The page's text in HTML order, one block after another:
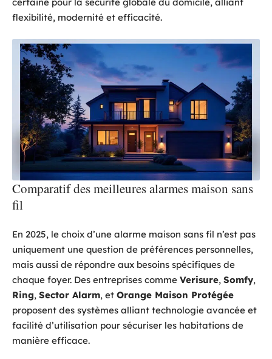
flexibilité, modernité et efficacité.
Comparatif des meilleures alarmes maison sans
fil
En 2025, le choix d’une alarme maison sans fil n’est pas
uniquement une question de préférences personnelles,
mais aussi de répondre aux besoins spécifiques de
chaque foyer. Des entreprises comme Verisure, Somfy,
Ring, Sector Alarm, et Orange Maison Protégée
proposent des systèmes alliant technologie avancée et
facilité d’utilisation pour sécuriser les habitations de
manière efficace.